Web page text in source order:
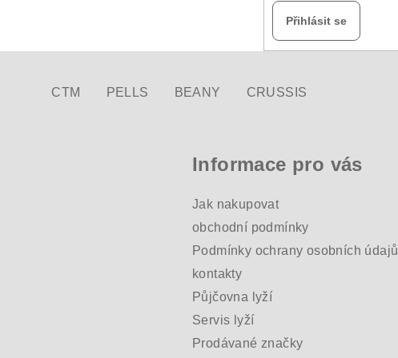
Přihlásit se
CTM PELLS BEANY CRUSSIS
Informace pro vás
Jak nakupovat
obchodní podmínky
Podmínky ochrany osobních údajů
kontakty
Půjčovna lyží
Servis lyží
Prodávané značky